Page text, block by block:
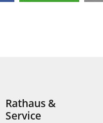
Rathaus &
Service